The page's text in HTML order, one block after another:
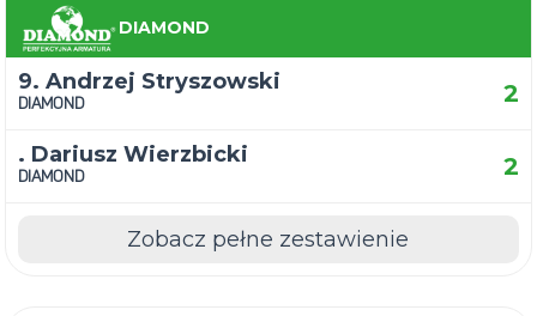
DIAMOND
9. Andrzej Stryszowski
DIAMOND 2
. Dariusz Wierzbicki
DIAMOND 2
Zobacz pełne zestawienie